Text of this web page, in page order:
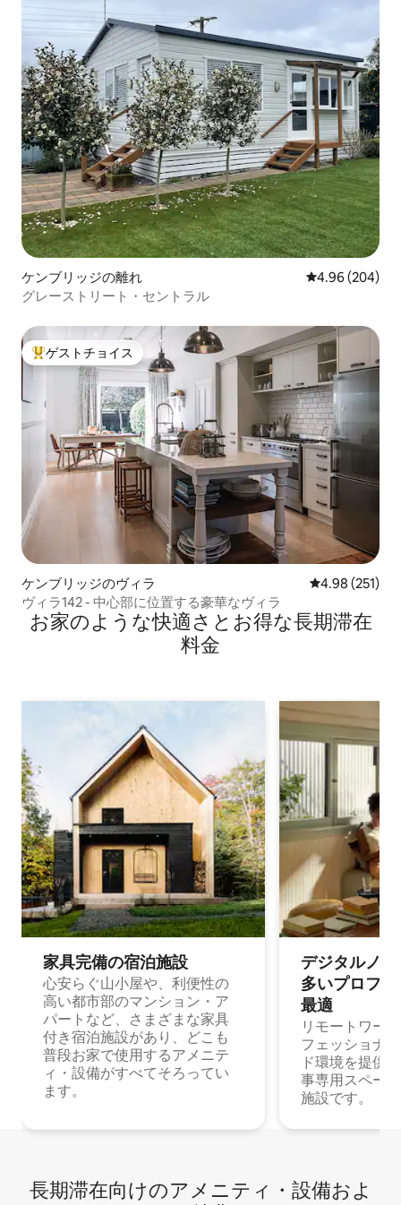
ケンブリッジの離れ レビュー204
4.96 (204)
グレーストリート・セントラル
大好評のゲストチョイスです。
ゲストチョイス
ケンブリッジのヴィラ レビュー251
4.98 (251)
ヴィラ142 - 中心部に位置する豪華なヴィラ
お家のような快⁠適⁠さ⁠とお⁠得⁠な長⁠期⁠滞⁠在
料⁠金
家具完備の宿⁠泊⁠施⁠設
心安らぐ山小屋や、利便性の
高い都市部のマンション・ア
パートなど、さまざまな家具
付き宿泊施設があり、どこも
普段お家で使用するアメニテ
ィ・設備がすべてそろってい
ます。
デジタルノ
多⁠いプ⁠ロ⁠フ⁠
最⁠適
リモートワー
フェッショナ
ド環境を提供
事専用スペー
施設です。
長期滞在向け⁠のア⁠メ⁠ニ⁠テ⁠ィ⁠・設⁠備⁠およ